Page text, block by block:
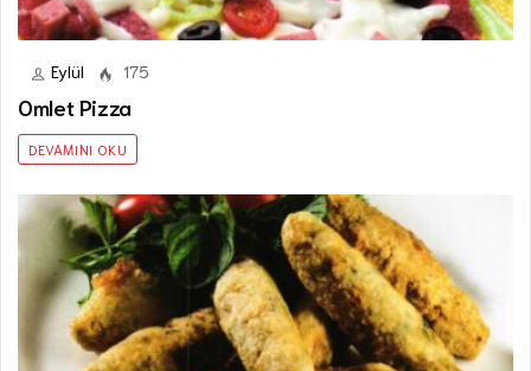
Eylül 175
Omlet Pizza
DEVAMINI OKU